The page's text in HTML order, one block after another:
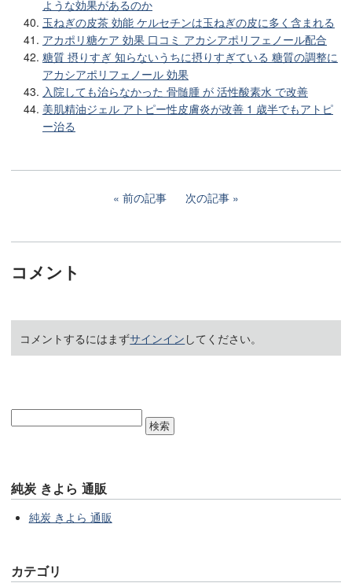
ような効果があるのか
玉ねぎの皮茶 効能 ケルセチンは玉ねぎの皮に多く含まれる
アカポリ糖ケア 効果 口コミ アカシアポリフェノール配合
糖質 摂りすぎ 知らないうちに摂りすぎている 糖質の調整に
アカシアポリフェノール 効果
入院しても治らなかった 骨髄腫 が 活性酸素水 で改善
美肌精油ジェル アトピー性皮膚炎が改善 1 歳半でもアトピ
ー治る
前の記事 次の記事
コメント
コメントするにはまずサインイン してください。
純炭 きよら 通販
純炭 きよら 通販
カテゴリ